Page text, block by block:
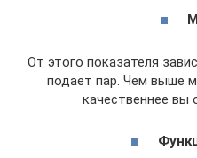
От этого показателя
подает пар. Чем выше
качественнее вы